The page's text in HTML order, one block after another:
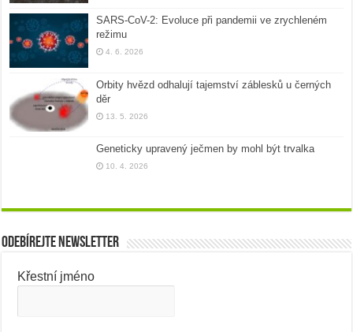
SARS-CoV-2: Evoluce při pandemii ve zrychleném
režimu
4. 6. 2026
Orbity hvězd odhalují tajemství záblesků u černých
děr
13. 5. 2026
Geneticky upravený ječmen by mohl být trvalka
10. 4. 2026
Odebírejte newsletter
Křestní jméno